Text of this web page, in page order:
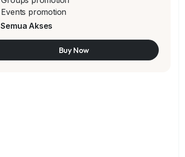
Events promotion
Semua Akses
Buy Now